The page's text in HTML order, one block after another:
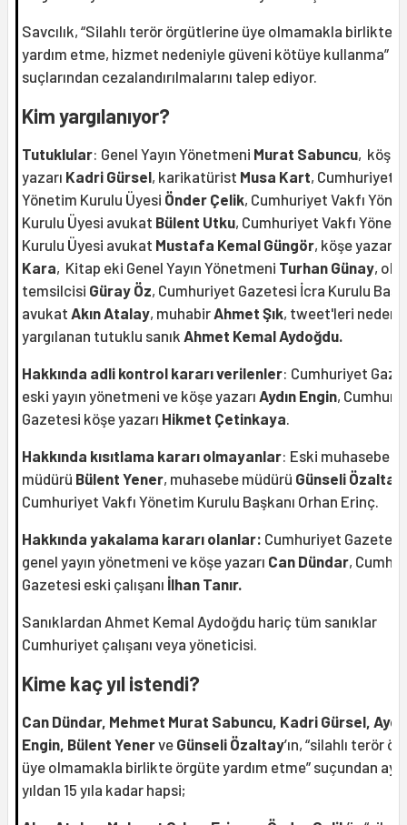
Savcılık, “Silahlı terör örgütlerine üye olmamakla birlikte
yardım etme, hizmet nedeniyle güveni kötüye kullanma”
suçlarından cezalandırılmalarını talep ediyor.
Kim yargılanıyor?
Tutuklular: Genel Yayın Yönetmeni Murat Sabuncu, köşe
yazarı Kadri Gürsel, karikatürist Musa Kart, Cumhuriyet
Yönetim Kurulu Üyesi Önder Çelik, Cumhuriyet Vakfı
Kurulu Üyesi avukat Bülent Utku, Cumhuriyet Vakfı
Kurulu Üyesi avukat Mustafa Kemal Güngör, köşe yazarı
Kara, Kitap eki Genel Yayın Yönetmeni Turhan Günay,
temsilcisi Güray Öz, Cumhuriyet Gazetesi İcra Kurulu
avukat Akın Atalay, muhabirAhmet Şık, tweet'leri
yargılanan tutuklu sanık Ahmet Kemal Aydoğdu.
Hakkında adli kontrol kararı verilenler: Cumhuriyet
eski yayın yönetmeni ve köşe yazarı Aydın Engin,
Gazetesi köşe yazarı Hikmet Çetinkaya.
Hakkında kısıtlama kararı olmayanlar: Eski muhasebe
müdürü Bülent Yener, muhasebe müdürü Günseli Özaltay
Cumhuriyet Vakfı Yönetim Kurulu Başkanı Orhan Erinç.
Hakkında yakalama kararı olanlar: Cumhuriyet
genel yayın yönetmeni ve köşe yazarı Can Dündar,
Gazetesi eski çalışanı İlhan Tanır.
Sanıklardan Ahmet Kemal Aydoğdu hariç tüm sanıklar
Cumhuriyet çalışanı veya yöneticisi.
Kime kaç yıl istendi?
Can Dündar, Mehmet Murat Sabuncu, Kadri Gürsel,
Engin, Bülent Yenerve Günseli Özaltay’ın, “silahlı terör
üye olmamakla birlikte örgüte yardım etme” suçundan ayrı
yıldan 15 yıla kadar hapsi;